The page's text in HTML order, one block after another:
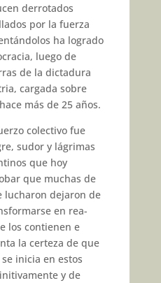
derrota­dos
por la fuerza
ha logrado
luego de
de la dictadura
cargada so­bre
más de 25 años.
colectivo fue
sudor y lágrimas
que hoy
que muchas de
lucharon dejaron de
en rea­
los contienen e
la certe­za de que
inicia en estos
y de